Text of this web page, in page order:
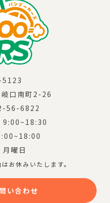
5123
口南町2-26
56-6822
9:00~18:30
曜日
お休みいたします。
い合わせ